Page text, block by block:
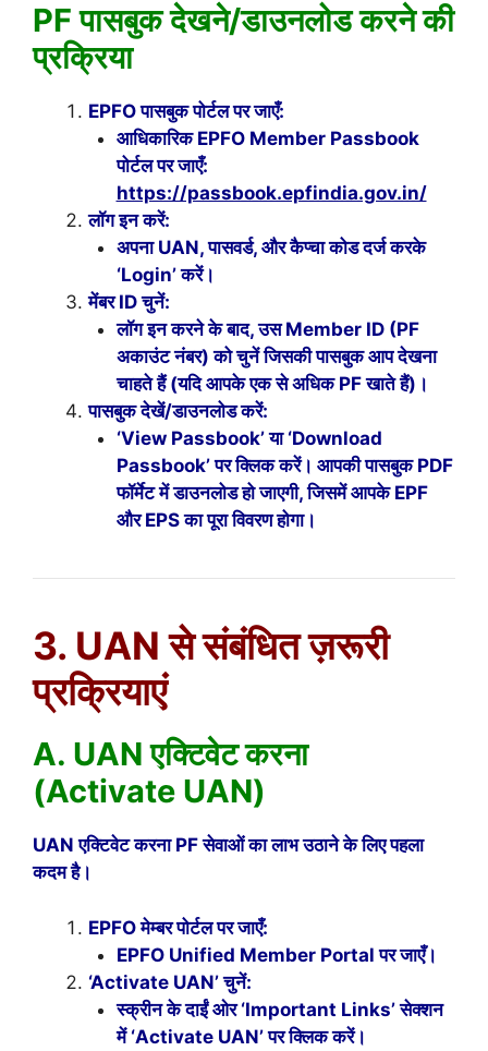
PF पासबुक देखने/डाउनलोड करने की
प्रक्रिया
EPFO पासबुक पोर्टल पर जाएँ:
आधिकारिक EPFO Member Passbook
पोर्टल पर जाएँ:
https://passbook.epfindia.gov.in/
लॉग इन करें:
अपना UAN, पासवर्ड, और कैप्चा कोड दर्ज करके
‘Login’ करें।
मेंबर ID चुनें:
लॉग इन करने के बाद, उस Member ID (PF
अकाउंट नंबर) को चुनें जिसकी पासबुक आप देखना
चाहते हैं (यदि आपके एक से अधिक PF खाते हैं)।
पासबुक देखें/डाउनलोड करें:
‘View Passbook’ या ‘Download
Passbook’ पर क्लिक करें। आपकी पासबुक PDF
फॉर्मेट में डाउनलोड हो जाएगी, जिसमें आपके EPF
और EPS का पूरा विवरण होगा।
3. UAN से संबंधित ज़रूरी
प्रक्रियाएं
A. UAN एक्टिवेट करना
(Activate UAN)
UAN एक्टिवेट करना PF सेवाओं का लाभ उठाने के लिए पहला
कदम है।
EPFO मेम्बर पोर्टल पर जाएँ:
EPFO Unified Member Portal पर जाएँ।
‘Activate UAN’ चुनें:
स्क्रीन के दाईं ओर ‘Important Links’ सेक्शन
में ‘Activate UAN’ पर क्लिक करें।